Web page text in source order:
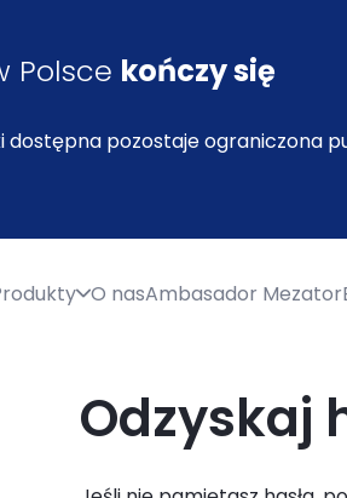
Polsce kończy się
dostępna pozostaje ograniczona
O nasAmbasador Mezator
Odzyskaj